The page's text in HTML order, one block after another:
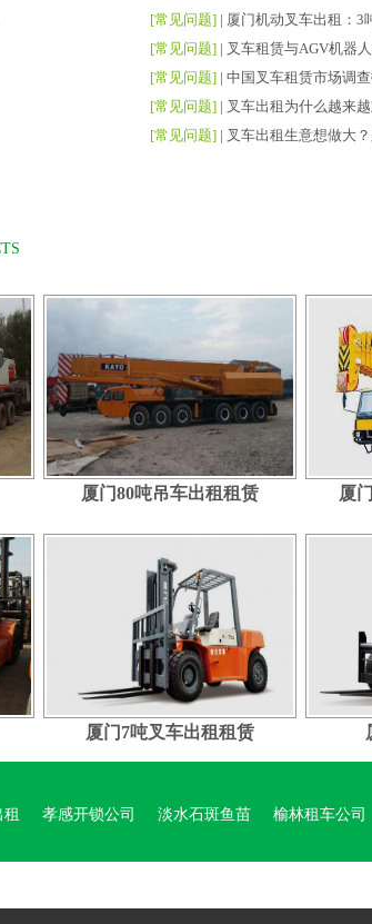
[常见问题] | 厦门机动叉车出租：3
[常见问题] | 叉车租赁与AGV机器
[常见问题] | 中国叉车租赁市场调
[常见问题] | 叉车出租为什么越来
[常见问题] | 叉车出租生意想做大
厦门80吨吊车出租租赁 厦
厦门7吨叉车出租租赁
孝感开锁公司 淡水石斑鱼苗 榆林租车公司